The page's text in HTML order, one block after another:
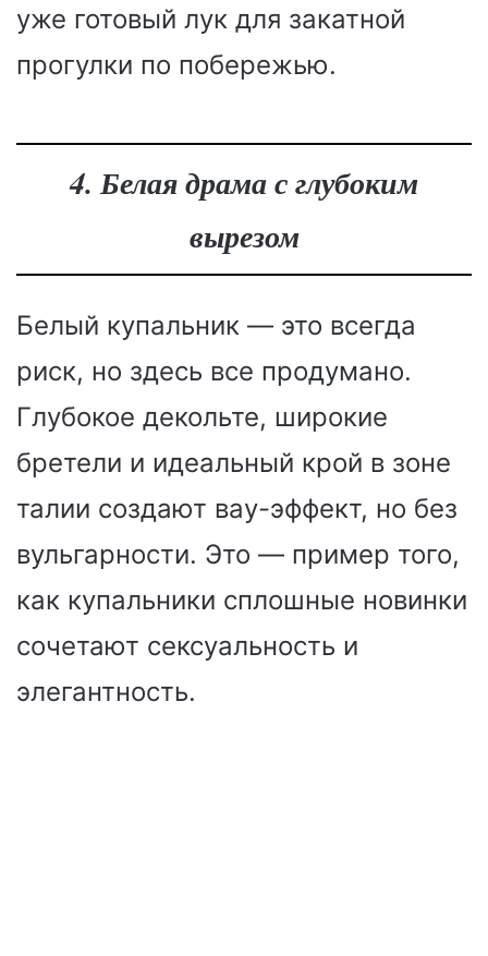
уже готовый лук для закатной
прогулки по побережью.
4. Белая драма с глубоким
вырезом
Белый купальник — это всегда
риск, но здесь все продумано.
Глубокое декольте, широкие
бретели и идеальный крой в зоне
талии создают вау-эффект, но без
вульгарности. Это — пример того,
как купальники сплошные новинки
сочетают сексуальность и
элегантность.